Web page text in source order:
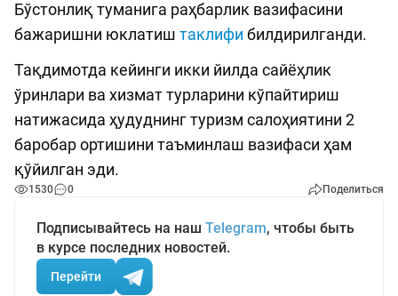
Бўстонлиқ туманига раҳбарлик вазифасини
бажаришни юклатиш таклифи билдирилганди.
Тақдимотда кейинги икки йилда сайёҳлик
ўринлари ва хизмат турларини кўпайтириш
натижасида ҳудуднинг туризм салоҳиятини 2
баробар ортишини таъминлаш вазифаси ҳам
қўйилган эди.
1530 0 Поделиться
Подписывайтесь на наш Telegram, чтобы быть
в курсе последних новостей.
Перейти